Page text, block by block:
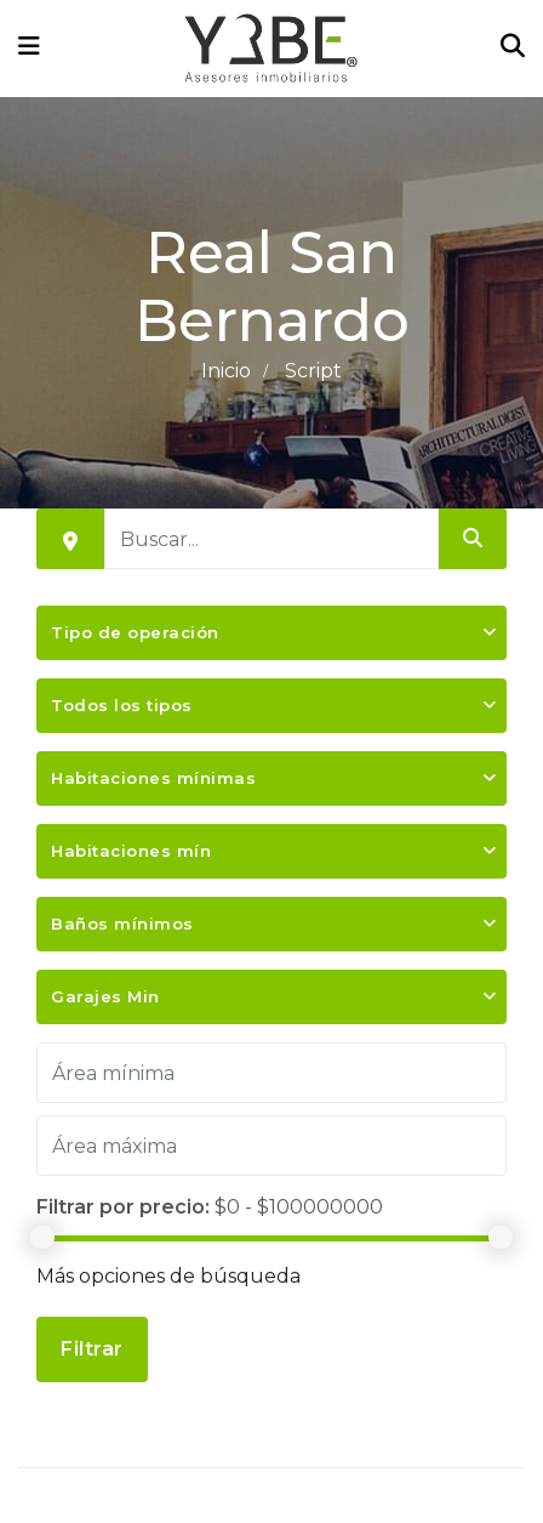
Real San
Bernardo
Inicio Script
Tipo de operación
Todos los tipos
Habitaciones mínimas
Habitaciones mín
Baños mínimos
Garajes Min
Filtrar por precio: $0 - $100000000
Más opciones de búsqueda
Filtrar